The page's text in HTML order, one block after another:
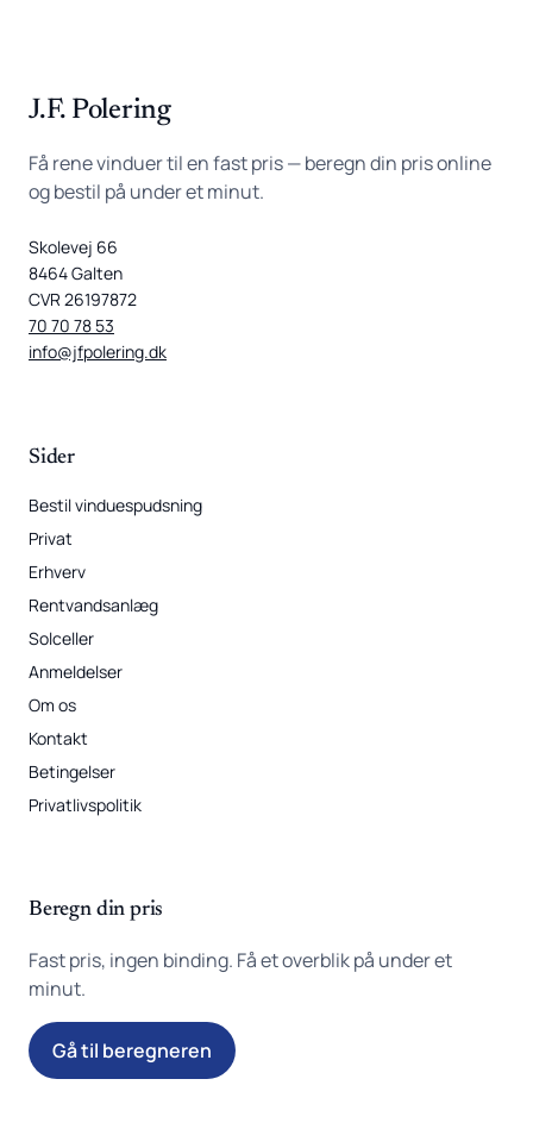
J.F. Polering
Få rene vinduer til en fast pris — beregn din pris online
og bestil på under et minut.
Skolevej 66
8464 Galten
CVR 26197872
70 70 78 53
info@jfpolering.dk
Sider
Bestil vinduespudsning
Privat
Erhverv
Rentvandsanlæg
Solceller
Anmeldelser
Om os
Kontakt
Betingelser
Privatlivspolitik
Beregn din pris
Fast pris, ingen binding. Få et overblik på under et
minut.
Gå til beregneren